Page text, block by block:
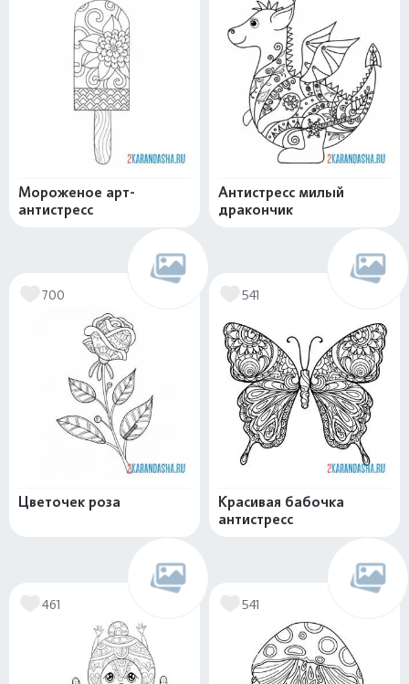
Мороженое арт-
антистресс
Антистресс милый
дракончик
700
Цветочек роза
541
Красивая бабочка
антистресс
461 541